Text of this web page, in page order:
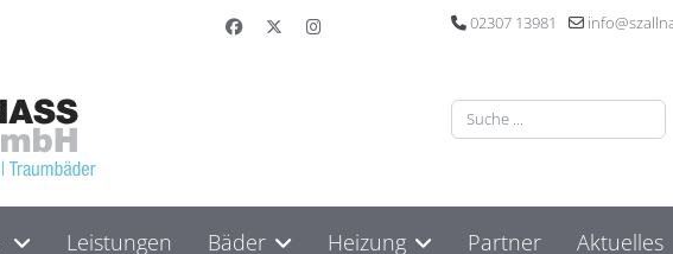
02307 13981
Suchen
Leistungen Bäder Heizung Partner Aktuelles